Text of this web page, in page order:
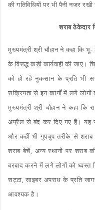
की गतिविधियों पर भी पैनी नजर रखी
शराब ठेकेदार
मुख्यमंत्री श्री चौहान ने कहा कि भू-
के विरूद्ध कड़ी कार्यवाही की जाए।
को हो रहे नुकसान के प्रति भी
सक्रियता से इन कार्यों में लगे लोगों
मुख्यमंत्री श्री चौहान ने कहा कि
अप्रैल से बंद कर दिए गए हैं। यह
और कहीं भी गुपचुप तरीके से शराब
शराब बेचें, अन्य स्थानों पर शराब
बरबाद करने में लगे लोगों को ध्वस्त
सट्टा, साइबर अपराध के प्रति
आवश्यक है।